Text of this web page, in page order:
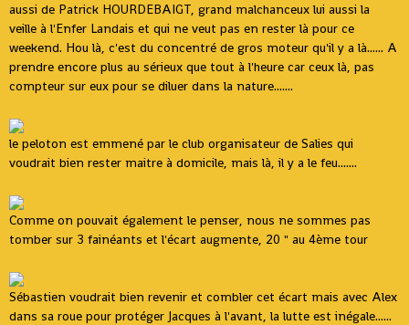
aussi de Patrick HOURDEBAIGT, grand malchanceux lui aussi la
veille à l'Enfer Landais et qui ne veut pas en rester là pour ce
weekend. Hou là, c'est du concentré de gros moteur qu'il y a là...... A
prendre encore plus au sérieux que tout à l'heure car ceux là, pas
compteur sur eux pour se diluer dans la nature.......
le peloton est emmené par le club organisateur de Salies qui
voudrait bien rester maitre à domicile, mais là, il y a le feu.......
Comme on pouvait également le penser, nous ne sommes pas
tomber sur 3 fainéants et l'écart augmente, 20 " au 4ème tour
Sébastien voudrait bien revenir et combler cet écart mais avec Alex
dans sa roue pour protéger Jacques à l'avant, la lutte est inégale......